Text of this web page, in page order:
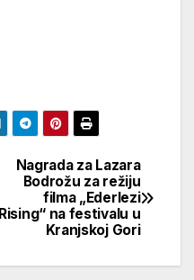
Nagrada za Lazara
Bodrožu za režiju
filma „Ederlezi
Rising“ na festivalu u
Kranjskoj Gori